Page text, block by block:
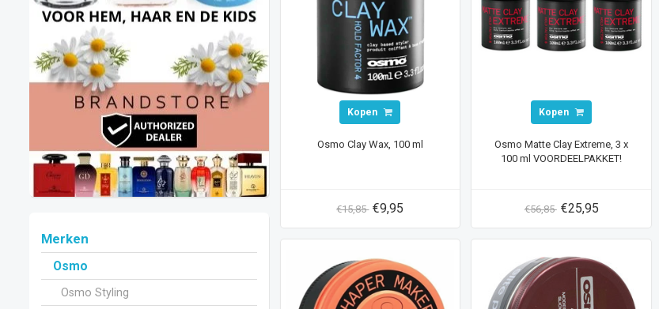
Merken
Osmo
Osmo Styling
Kopen
Osmo Clay Wax, 100 ml
€15,85 €9,95
Kopen
Osmo Matte Clay Extreme, 3 x
100 ml VOORDEELPAKKET!
€56,85 €25,95